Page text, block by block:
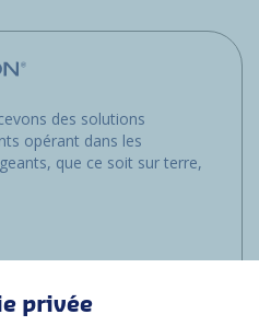
des solutions
opérant dans les
que ce soit sur terre,
privée